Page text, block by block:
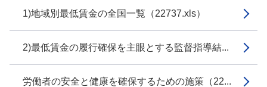
1)地域別最低賃金の全国一覧（22737.xls）
2)最低賃金の履行確保を主眼とする監督指導結...
労働者の安全と健康を確保するための施策（22...